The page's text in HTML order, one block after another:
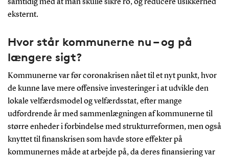
samtidig med at man skulle sikre ro, og reducere usikkerhed
eksternt.
Hvor står kommunerne nu – og på
længere sigt?
Kommunerne var før coronakrisen nået til et nyt punkt, hvor
de kunne lave mere offensive investeringer i at udvikle den
lokale velfærdsmodel og velfærdsstat, efter mange
udfordrende år med sammenlægningen af kommunerne til
større enheder i forbindelse med strukturreformen, men også
knyttet til finanskrisen som havde store effekter på
kommunernes måde at arbejde på, da deres finansiering var